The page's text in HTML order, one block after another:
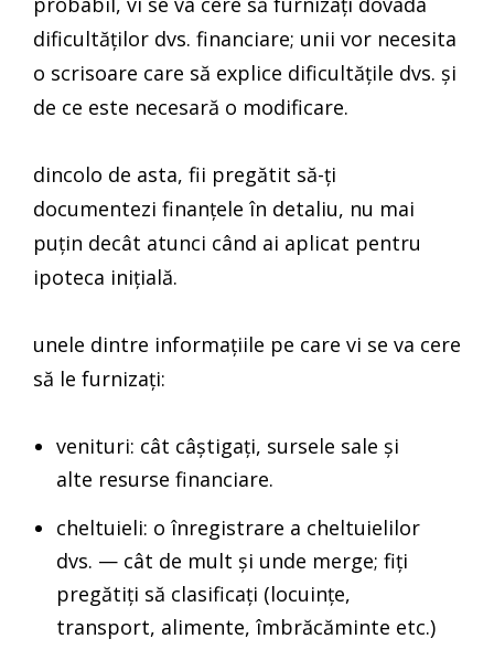
dificultăților dvs. financiare; unii vor necesita
o scrisoare care să explice dificultățile dvs. și
de ce este necesară o modificare.
dincolo de asta, fii pregătit să-ți
documentezi finanțele în detaliu, nu mai
puțin decât atunci când ai aplicat pentru
ipoteca inițială.
unele dintre informațiile pe care vi se va cere
să le furnizați:
venituri: cât câștigați, sursele sale și
alte resurse financiare.
cheltuieli: o înregistrare a cheltuielilor
dvs. — cât de mult și unde merge; fiți
pregătiți să clasificați (locuințe,
transport, alimente, îmbrăcăminte etc.)